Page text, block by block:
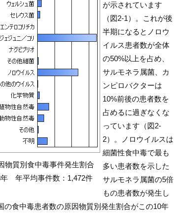
質別食中毒事件発生割合
年 年平均事件数：1,472件
が示されています
（図2-1）。これが後
半期になるとノロウ
イルス患者数が全体
の50%以上を占め、
サルモネラ属菌、カ
ンピロバクターは
10%前後の患者数を
占めるに過ぎなくな
っています（図2-
2）。ノロウイルスは
細菌性食中毒で最も
多い患者数を示した
サルモネラ属菌の5倍
もの患者数が発生し
食中毒患者数の原因物質別発生割合がこの10年